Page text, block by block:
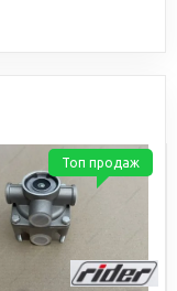
Топ продаж